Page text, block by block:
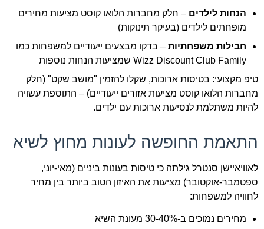
הנחות לילדים – חלק מחברות הלואו קוסט מציעות מחירים
מופחתים לילדים (בעיקר תינוקות)
חבילות משפחתיות – בדקו מבצעים ייעודיים למשפחות כמו
Wizz Discount Club Family שמציעות הנחות נוספות
טיפ מקצועי: בטיסות ארוכות, שקלו להזמין "מושב שקט" (חלק
מחברות הלואו קוסט מציעות אזורים ייעודיים) – התוספת עשויה
להיות משתלמת לנסיעות ארוכות עם ילדים.
התאמת החופשה לעונות מחוץ לשיא
לאוויאיישן סנטרל גילתה כי טיסות בעונות ביניים (מאי-יוני,
ספטמבר-אוקטובר) מציעות את האיזון הטוב ביותר בין מחיר
לחוויה למשפחות:
מחירים נמוכים ב-30-40% מעונת השיא